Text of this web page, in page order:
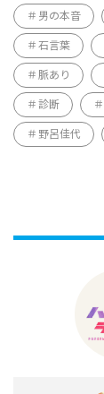
男の本音
石言葉
脈あり
診断
野呂佳代